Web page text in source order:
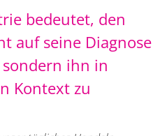
bedeutet, den
auf seine Diagnose
ihn in
Kontext zu